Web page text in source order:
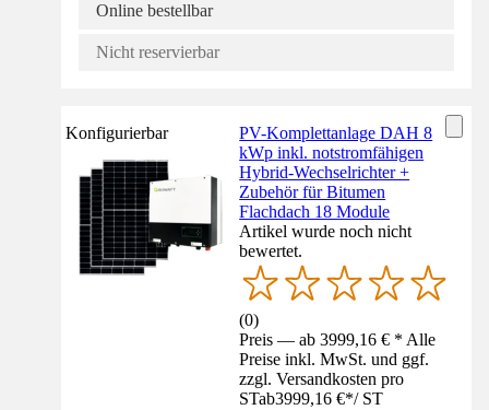
Online bestellbar
Nicht reservierbar
Konfigurierbar
PV-Komplettanlage DAH 8
kWp inkl. notstromfähigen
Hybrid-Wechselrichter +
Zubehör für Bitumen
Flachdach 18 Module
Artikel wurde noch nicht
bewertet.
(0)
Preis — ab 3999,16 € * Alle
Preise inkl. MwSt. und ggf.
zzgl. Versandkosten pro
STab3999,16 €*/ ST